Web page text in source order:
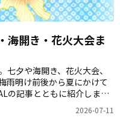
海開き・花火大会ま
夕や海開き、花火大会、
雨明け前後から夏にかけて
の記事とともに紹介しま
2026-07-11